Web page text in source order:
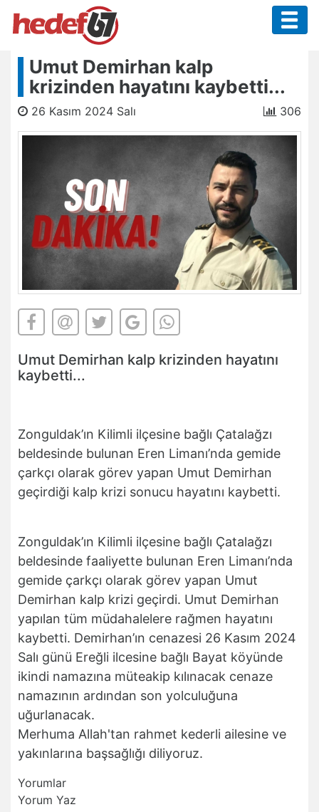
Umut Demirhan kalp
krizinden hayatını kaybetti...
26 Kasım 2024 Salı 306
Umut Demirhan kalp krizinden hayatını
kaybetti...
Zonguldak’ın Kilimli ilçesine bağlı Çatalağzı
beldesinde bulunan Eren Limanı’nda gemide
çarkçı olarak görev yapan Umut Demirhan
geçirdiği kalp krizi sonucu hayatını kaybetti.
Zonguldak’ın Kilimli ilçesine bağlı Çatalağzı
beldesinde faaliyette bulunan Eren Limanı’nda
gemide çarkçı olarak görev yapan Umut
Demirhan kalp krizi geçirdi. Umut Demirhan
yapılan tüm müdahalelere rağmen hayatını
kaybetti. Demirhan’ın cenazesi 26 Kasım 2024
Salı günü Ereğli ilcesine bağlı Bayat köyünde
ikindi namazına müteakip kılınacak cenaze
namazının ardından son yolculuğuna
uğurlanacak.
Merhuma Allah'tan rahmet kederli ailesine ve
yakınlarına başsağlığı diliyoruz.
Yorumlar
Yorum Yaz